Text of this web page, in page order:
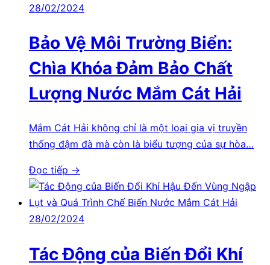
28/02/2024
Bảo Vệ Môi Trường Biển:
Chìa Khóa Đảm Bảo Chất
Lượng Nước Mắm Cát Hải
Mắm Cát Hải không chỉ là một loại gia vị truyền
thống đậm đà mà còn là biểu tượng của sự hòa…
Đọc tiếp →
28/02/2024
Tác Động của Biến Đổi Khí